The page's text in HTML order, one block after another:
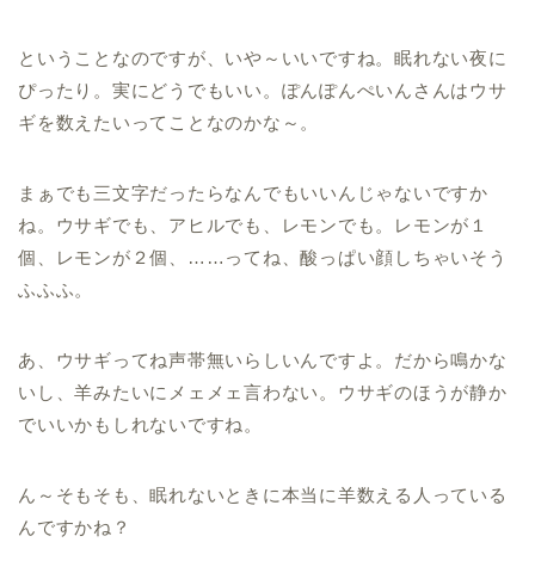
ということなのですが、いや～いいですね。眠れない夜に
ぴったり。実にどうでもいい。ぽんぽんぺいんさんはウサ
ギを数えたいってことなのかな～。
まぁでも三文字だったらなんでもいいんじゃないですか
ね。ウサギでも、アヒルでも、レモンでも。レモンが１
個、レモンが２個、……ってね、酸っぱい顔しちゃいそう
ふふふ。
あ、ウサギってね声帯無いらしいんですよ。だから鳴かな
いし、羊みたいにメェメェ言わない。ウサギのほうが静か
でいいかもしれないですね。
ん～そもそも、眠れないときに本当に羊数える人っている
んですかね？